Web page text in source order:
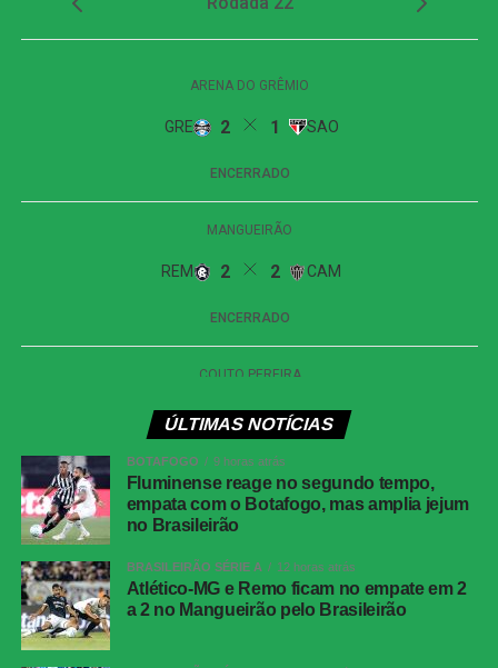
LinkedIn
ÚLTIMAS NOTÍCIAS
BOTAFOGO 9 horas atrás
Fluminense reage no segundo tempo,
empata com o Botafogo, mas amplia jejum
no Brasileirão
BRASILEIRÃO SÉRIE A 12 horas atrás
Atlético-MG e Remo ficam no empate em 2
a 2 no Mangueirão pelo Brasileirão